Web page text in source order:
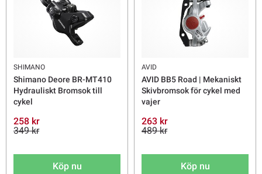
SHIMANO
Shimano Deore BR-MT410
Hydrauliskt Bromsok till
cykel
258 kr
349 kr
Köp nu
AVID
AVID BB5 Road | Mekaniskt
Skivbromsok för cykel med
vajer
263 kr
489 kr
Köp nu